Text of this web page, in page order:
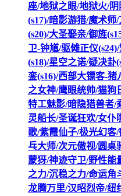
座/地狱之眼/地狱火/
(s17)/暗影游猎/魔术师
(s20)/大圣娶亲/御旌
卫-钟馗/驱傩正仪
(s18)/星空之诺/疑决卦
銮(s16)/西部大镖客-
之女神/鹰眼统帅/猫狗
特工魅影/暗隐猎兽者/
灵船长/圣诞狂欢/女仆
歌/紫霞仙子/极光幻客
乓大师/次元傲视/圆桌
蒙犽/神迹守卫/野性能
之力/沉稳之力/命运角
龙腾万里/汉昭烈帝/纽